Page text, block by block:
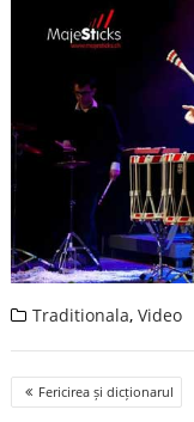
Traditionala,Video
Post
navigation
Fericirea și dicționarul